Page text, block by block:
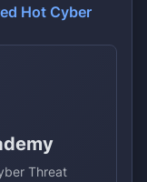
Hot Cyber
Threat